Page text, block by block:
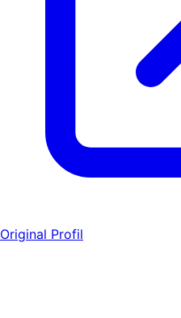
Original Profil